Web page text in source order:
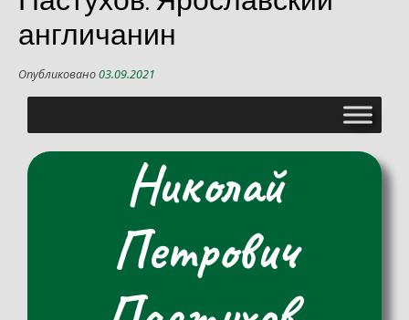
англичанин
Опубликовано03.09.2021
Николай
Петрович